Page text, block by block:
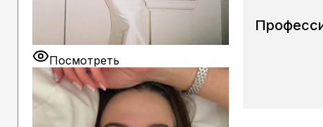
Посмотреть